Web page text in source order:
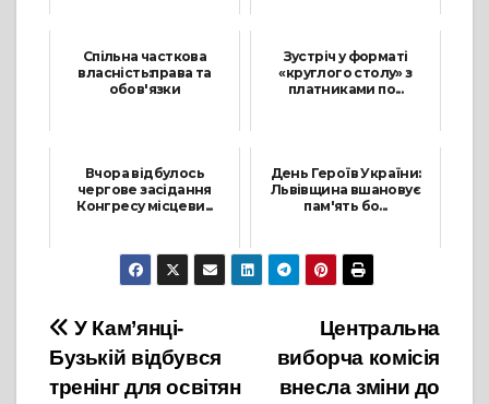
Спільна часткова
власність:права та
обов'язки
Зустріч у форматі
«круглого столу» з
платниками по...
Вчора відбулось
чергове засідання
Конгресу місцеви...
6 Вересня, 2025
День Героїв України:
Львівщина вшановує
пам'ять бо...
23 Травня, 2025
Навігація
записів
Центральна
виборча комісія
внесла зміни до
У Кам’янці-
Бузькій відбувся
тренінг для освітян